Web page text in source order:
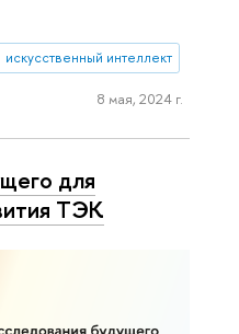
искусственный интеллект
8 мая, 2024 г.
для
ТЭК